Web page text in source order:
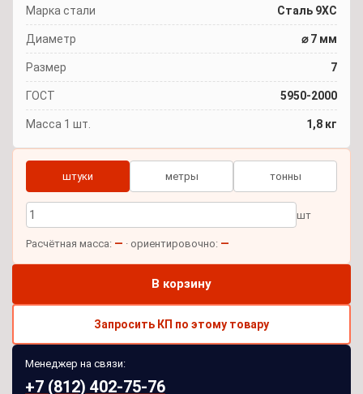
Марка стали Сталь 9ХС
Диаметр ⌀ 7 мм
Размер 7
ГОСТ 5950-2000
Масса 1 шт. 1,8 кг
штуки метры тонны
шт
Расчётная масса: — · ориентировочно: —
В корзину
Запросить КП по этому товару
Менеджер на связи:
+7 (812) 402-75-76